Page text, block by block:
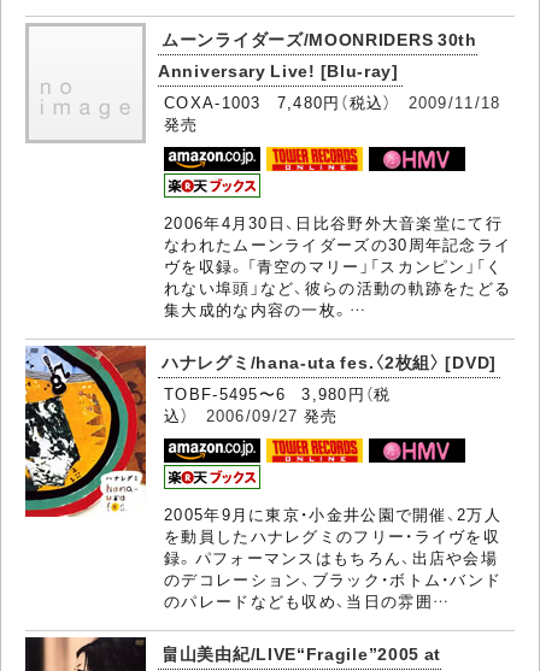
ムーンライダーズ/MOONRIDERS 30th
Anniversary Live! [Blu-ray]
COXA-1003 7,480円（税込） 2009/11/18
発売
2006年4月30日、日比谷野外大音楽堂にて行
なわれたムーンライダーズの30周年記念ライ
ヴを収録。「青空のマリー」「スカンピン」「く
れない埠頭」など、彼らの活動の軌跡をたどる
集大成的な内容の一枚。…
ハナレグミ/hana-uta fes.〈2枚組〉 [DVD]
TOBF-5495〜6 3,980円（税
込） 2006/09/27 発売
2005年9月に東京・小金井公園で開催、2万人
を動員したハナレグミのフリー・ライヴを収
録。パフォーマンスはもちろん、出店や会場
のデコレーション、ブラック・ボトム・バンド
のパレードなども収め、当日の雰囲…
畠山美由紀/LIVE“Fragile”2005 at